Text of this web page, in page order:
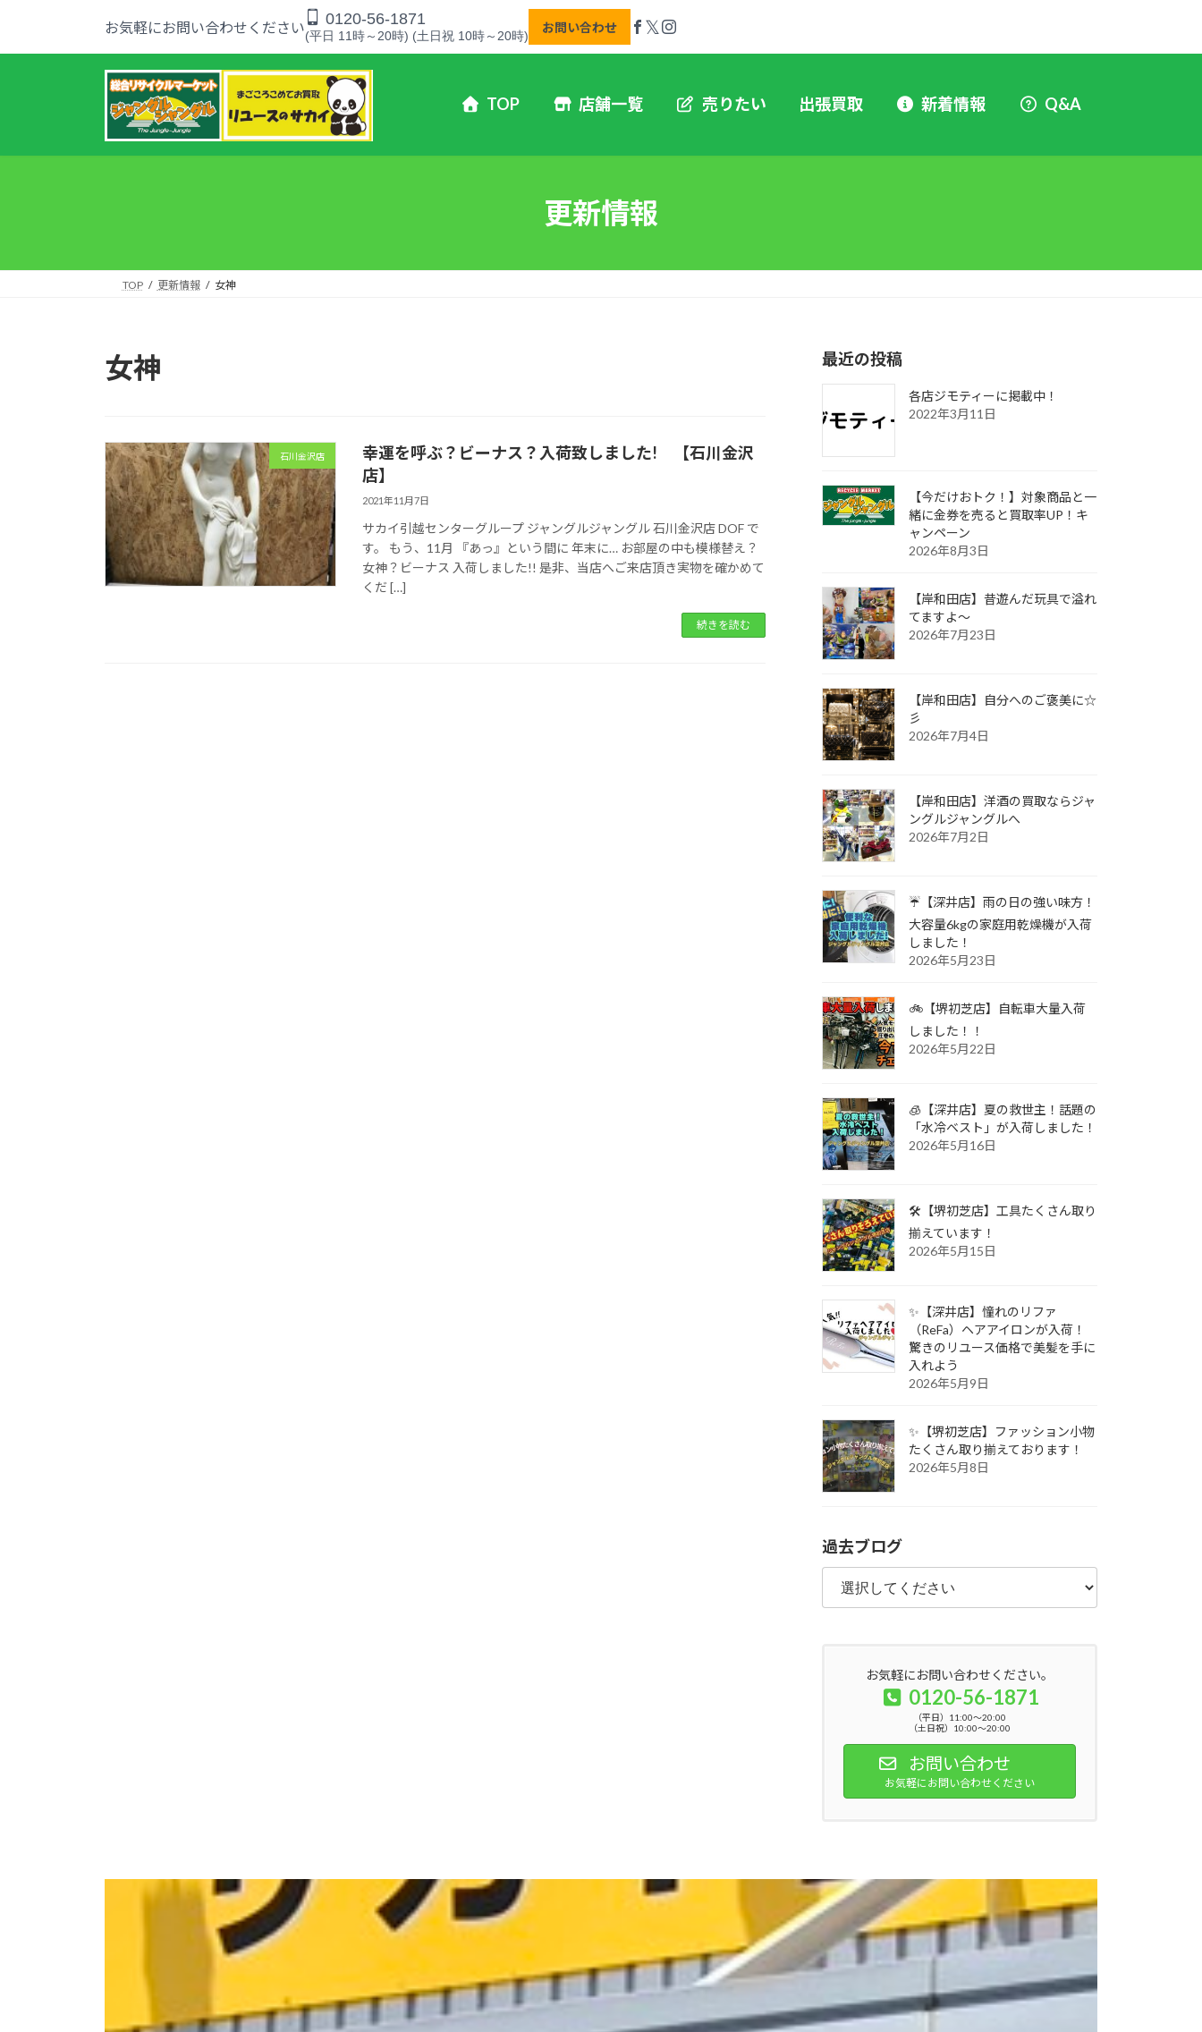
テ
キ
ゲ
に
お気軽にお問い合わせください 0120-56-1871
(平日 11時～20時) (土日祝 10時～20時)
お問い合わせ 𝕏
TOP 店舗一覧 売りたい 出張買取 新着情報 Q&A
更新情報
TOP 更新情報 女神
女神
石川金沢店
幸運を呼ぶ？ビーナス？入荷致しました! 【石川金沢
店】
2021年11月7日
サカイ引越センターグループ ジャングルジャングル 石川金沢店 DOF で
す。 もう、11月 『あっ』という間に 年末に… お部屋の中も模様替え？
女神？ビーナス 入荷しました!! 是非、当店へご来店頂き実物を確かめて
くだ […]
続きを読む
最近の投稿
各店ジモティーに掲載中！
2022年3月11日
【今だけおトク！】対象商品と一
緒に金券を売ると買取率UP！キ
ャンペーン
2026年8月3日
【岸和田店】昔遊んだ玩具で溢れ
てますよ～
2026年7月23日
【岸和田店】自分へのご褒美に☆
彡
2026年7月4日
【岸和田店】洋酒の買取ならジャ
ングルジャングルへ
2026年7月2日
☔【深井店】雨の日の強い味方！
大容量6kgの家庭用乾燥機が入荷
しました！
2026年5月23日
🚲【堺初芝店】自転車大量入荷
しました！！
2026年5月22日
🧊【深井店】夏の救世主！話題の
「水冷ベスト」が入荷しました！
2026年5月16日
🛠️【堺初芝店】工具たくさん取り
揃えています！
2026年5月15日
✨【深井店】憧れのリファ
（ReFa）ヘアアイロンが入荷！
驚きのリユース価格で美髪を手に
入れよう
2026年5月9日
✨【堺初芝店】ファッション小物
たくさん取り揃えております！
2026年5月8日
過去ブログ
お気軽にお問い合わせください。
0120-56-1871
（平日）11:00～20:00
（土日祝）10:00～20:00
お問い合わせ
お気軽にお問い合わせください